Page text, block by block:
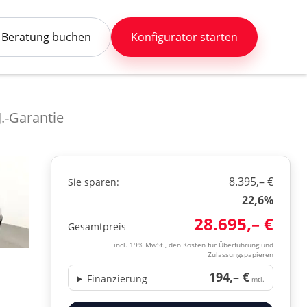
Beratung buchen Konfigurator starten
Garantie
Sie sparen:
8.395,– €
22,6%
Gesamtpreis 28.695,– €
incl. 19% MwSt., den Kosten für Überführung und
Zulassungspapieren
194,– € mtl.
Finanzierung